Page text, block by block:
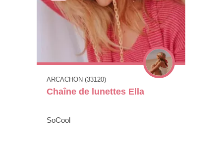
ARCACHON (33120)
Chaîne de lunettes Ella
SoCool